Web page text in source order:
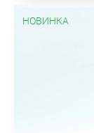
НОВИНКА